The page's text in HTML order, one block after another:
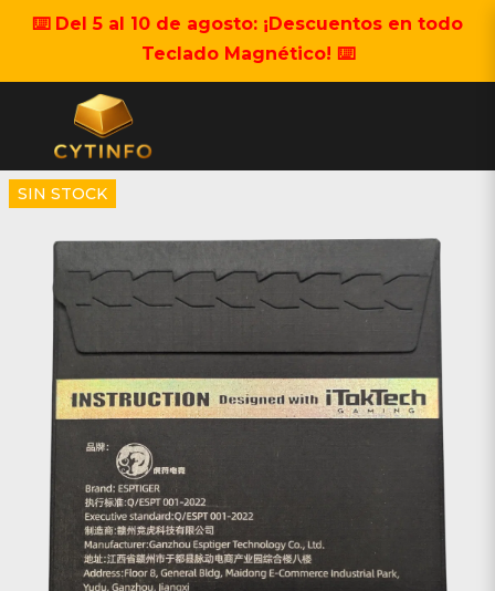
⌨️ Del 5 al 10 de agosto: ¡Descuentos en todo
Teclado Magnético! ⌨️
SIN STOCK